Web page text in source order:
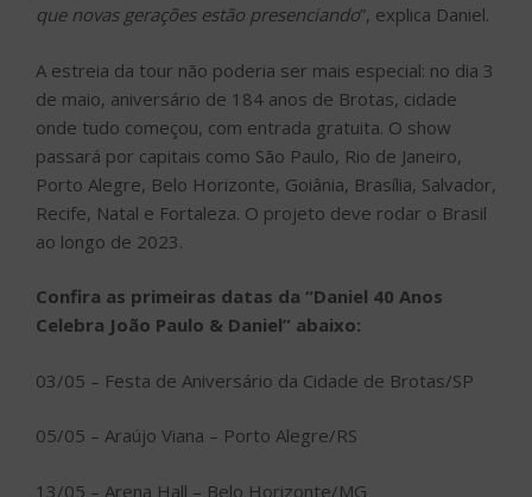
que novas gerações estão presenciando”, explica Daniel.
A estreia da tour não poderia ser mais especial: no dia 3
de maio, aniversário de 184 anos de Brotas, cidade
onde tudo começou, com entrada gratuita. O show
passará por capitais como São Paulo, Rio de Janeiro,
Porto Alegre, Belo Horizonte, Goiânia, Brasília, Salvador,
Recife, Natal e Fortaleza. O projeto deve rodar o Brasil
ao longo de 2023.
Confira as primeiras datas da “Daniel 40 Anos
Celebra João Paulo & Daniel” abaixo:
03/05 – Festa de Aniversário da Cidade de Brotas/SP
05/05 – Araújo Viana – Porto Alegre/RS
13/05 – Arena Hall – Belo Horizonte/MG